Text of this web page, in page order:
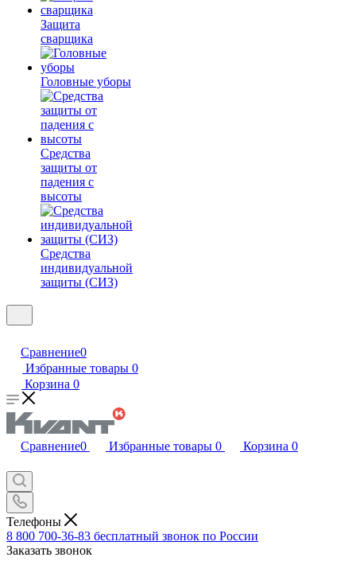
Защита
сварщика
Головные уборы
Средства
защиты от
падения с
высоты
Средства
индивидуальной
защиты (СИЗ)
Сравнение0
Избранные товары 0
Корзина 0
Сравнение0 Избранные товары 0 Корзина 0
Телефоны
8 800 700-36-83 бесплатный звонок по России
Заказать звонок